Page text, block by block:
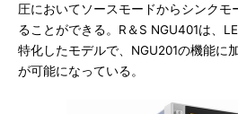
圧においてソースモードからシンクモ
ることができる。R＆S NGU401は、
特化したモデルで、NGU201の機能に
が可能になっている。